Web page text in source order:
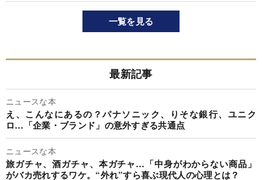
一覧を見る
最新記事
ニュースな本
え、こんなにあるの？パナソニック、りそな銀行、ユニク
ロ…「企業・ブランド」の意外すぎる共通点
ニュースな本
旅ガチャ、酒ガチャ、本ガチャ…「中身がわからない商品」
がバカ売れするワケ。“外れ”すら喜ぶ現代人の心理とは？